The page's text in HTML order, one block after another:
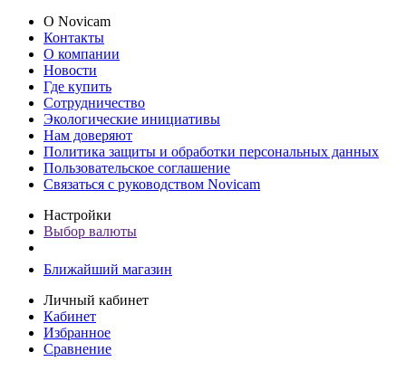
О Novicam
Контакты
О компании
Новости
Где купить
Сотрудничество
Экологические инициативы
Нам доверяют
Политика защиты и обработки персональных данных
Пользовательское соглашение
Связаться с руководством Novicam
Настройки
Выбор валюты
Ближайший магазин
Личный кабинет
Кабинет
Избранное
Сравнение